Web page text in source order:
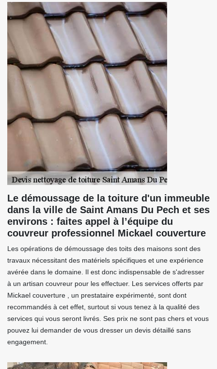
Le démoussage de la toiture d'un immeuble
dans la ville de Saint Amans Du Pech et ses
environs : faites appel à l’équipe du
couvreur professionnel Mickael couverture
Les opérations de démoussage des toits des maisons sont des
travaux nécessitant des matériels spécifiques et une expérience
avérée dans le domaine. Il est donc indispensable de s'adresser
à un artisan couvreur pour les effectuer. Les services offerts par
Mickael couverture , un prestataire expérimenté, sont dont
recommandés à cet effet, surtout si vous tenez à la qualité des
services qui vous seront livrés. Ses prix ne sont pas chers et vous
pouvez lui demander de vous dresser un devis détaillé sans
engagement.